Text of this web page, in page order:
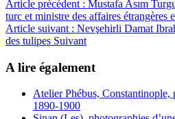
Article précédent : Mustafa Asım
turc et ministre des affaires étrangères
Article suivant : Nevşehirli Damat
des tulipes Suivant
A lire également
Atelier Phébus, Constantinople,
1890-1900